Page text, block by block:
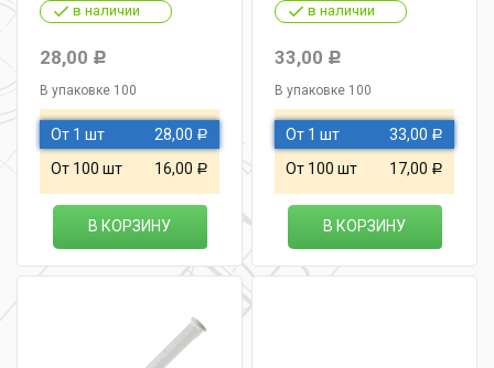
в наличии
28,00 Р
В упаковке 100
От 1 шт 28,00 Р
От 100 шт 16,00 Р
В КОРЗИНУ
в наличии
33,00 Р
В упаковке 100
От 1 шт 33,00 Р
От 100 шт 17,00 Р
В КОРЗИНУ